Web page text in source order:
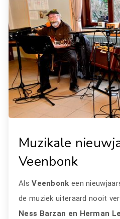
Muzikale
Veenbonk
AlsVeenbonk een
de muziek uiteraard nooit
Ness Barzan en Herman